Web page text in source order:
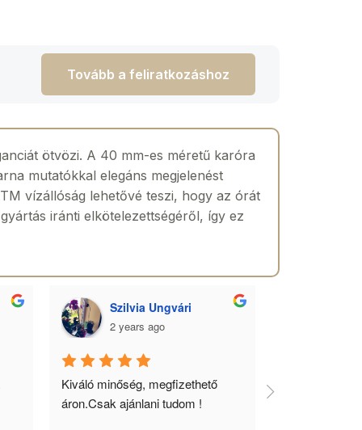
Tovább a feliratkozáshoz
ötvözi. A 40 mm-es méretű karóra
mutatókkal elegáns megjelenést
vízállóság lehetővé teszi, hogy az órát
iránti elkötelezettségéről, így ez
Szilvia Ungvári
2 years ago
Kiváló minőség, megfizethető
áron.Csak ajánlani tudom !